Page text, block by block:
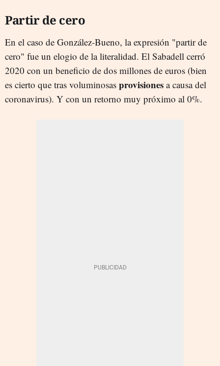
Partir de cero
En el caso de González-Bueno, la expresión "partir de
cero" fue un elogio de la literalidad. El Sabadell cerró
2020 con un beneficio de dos millones de euros (bien
es cierto que tras voluminosas provisiones a causa del
coronavirus). Y con un retorno muy próximo al 0%.